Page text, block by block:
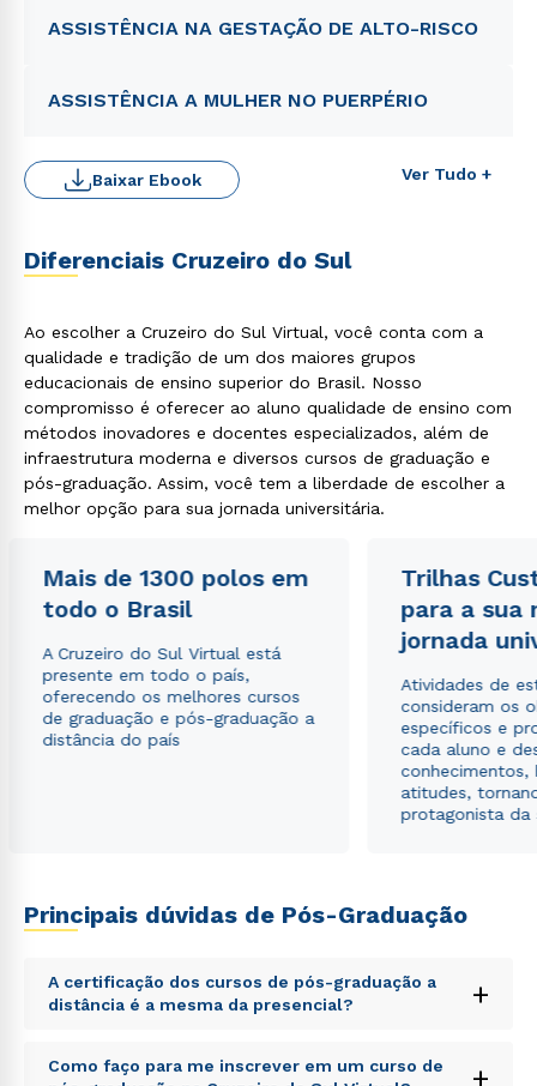
ASSISTÊNCIA NA GESTAÇÃO DE ALTO-RISCO
ASSISTÊNCIA A MULHER NO PUERPÉRIO
Ver Tudo +
Baixar Ebook
Diferenciais Cruzeiro do Sul
Ao escolher a Cruzeiro do Sul Virtual, você conta com a
qualidade e tradição de um dos maiores grupos
educacionais de ensino superior do Brasil. Nosso
compromisso é oferecer ao aluno qualidade de ensino com
métodos inovadores e docentes especializados, além de
infraestrutura moderna e diversos cursos de graduação e
pós-graduação. Assim, você tem a liberdade de escolher a
melhor opção para sua jornada universitária.
Mais de 1300 polos em
todo o Brasil
A Cruzeiro do Sul Virtual está
presente em todo o país,
oferecendo os melhores cursos
de graduação e pós-graduação a
distância do país
Trilhas
para a sua
jornada
Atividades de
consideram os
específicos e
cada aluno e
conhecimentos,
atitudes,
protagonista da
Principais dúvidas de Pós-Graduação
A certificação dos cursos de pós-graduação a
distância é a mesma da presencial?
+
Sed ut perspiciatis unde omnis iste natus error sit
voluptatem accusantium doloremque laudantium,
Como faço para me inscrever em um curso de
+